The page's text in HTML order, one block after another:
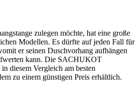
zulegen möchte, hat eine große
Modellen. Es dürfte auf jeden Fall für
er seinen Duschvorhang aufhängen
kann. Die SACHUKOT
diesem Vergleich am besten
zu einem günstigen Preis erhältlich.